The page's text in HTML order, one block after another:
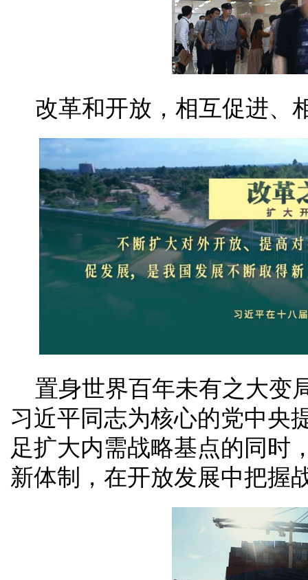
改革和开放，相互促进、
置身世界百年未有之大变
习近平同志为核心的党中央
足扩大内需战略基点的同时
新体制，在开放发展中把握